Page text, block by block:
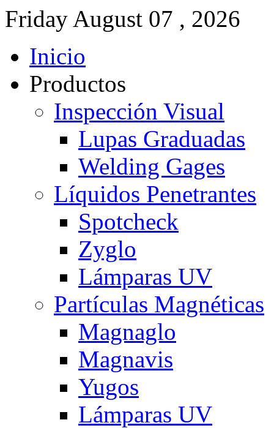
Friday August 07 , 2026
Inicio
Productos
Inspección Visual
Lupas Graduadas
Welding Gages
Líquidos Penetrantes
Spotcheck
Zyglo
Lámparas UV
Partículas Magnéticas
Magnaglo
Magnavis
Yugos
Lámparas UV